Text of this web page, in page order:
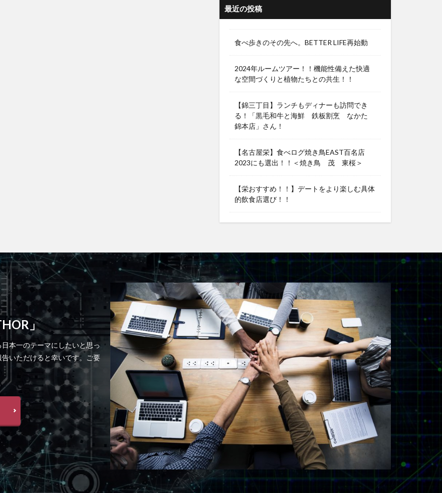
最近の投稿
食べ歩きのその先へ。BETTER LIFE再始動
2024年ルームツアー！！機能性備えた快適
な空間づくりと植物たちとの共生！！
【錦三丁目】ランチもディナーも訪問でき
る！「黒毛和牛と海鮮 鉄板割烹 なかた
錦本店」さん！
【名古屋栄】食べログ焼き鳥EAST百名店
2023にも選出！！＜焼き鳥 茂 東桜＞
【栄おすすめ！！】デートをより楽しむ具体
的飲食店選び！！
」
本一のテーマにしたいと思っ
いただけると幸いです。ご要